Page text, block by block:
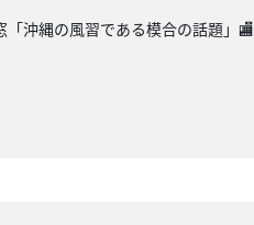
「沖縄の風習である模合の話題